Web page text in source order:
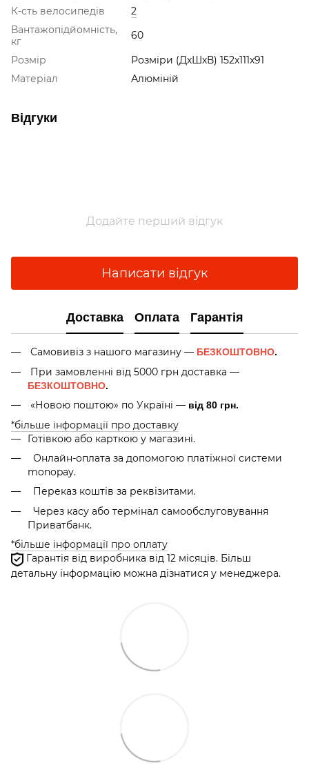
К-сть велосипедів
2
Вантажопідйомність,
кг
60
Розмір
Розміри (ДхШхВ) 152x111x91
Матеріал
Алюміній
Відгуки
Додайте перший відгук
Написати відгук
Доставка Оплата Гарантія
Самовивіз з нашого магазину — БЕЗКОШТОВНО.
При замовленні від 5000 грн доставка —
БЕЗКОШТОВНО.
«Новою поштою» по Україні — від 80 грн.
*більше інформації про доставку
Готівкою або карткою у магазині.
Онлайн-оплата за допомогою платіжної системи
monopay.
Переказ коштів за реквізитами.
Через касу або термінал самообслуговування
Приватбанк.
*більше інформації про оплату
Гарантія від виробника від 12 місяців. Більш
детальну інформацію можна дізнатися у менеджера.